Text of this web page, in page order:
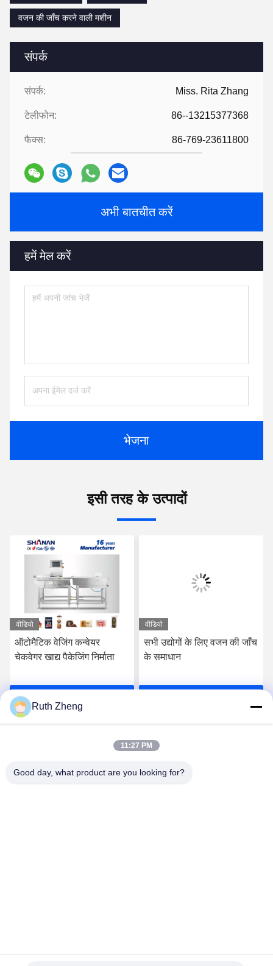
संपर्क
संपर्क: Miss. Rita Zhang
टेलीफोन: 86--13215377368
फैक्स: 86-769-23611800
अभी बातचीत करें
हमें मेल करें
भेजना
वजन की जाँच करने वाली मशीन
इसी तरह के उत्पादों
वीडियो
ऑटोमैटिक वेजिंग कन्वेयर
चेकवेगर खाद्य पैकेजिंग निर्माता
सर्वोत्तम मूल्य प्राप्त करें
वीडियो
सभी उद्योगों के लिए वजन की जाँच
के समाधान
Ruth Zheng
11:27 PM
Good day, what product are you looking for?